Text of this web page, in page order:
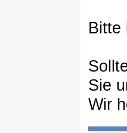
Bitte
Sie
Wir